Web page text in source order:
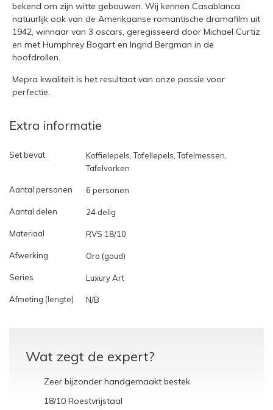
bekend om zijn witte gebouwen. Wij kennen Casablanca
natuurlijk ook van de Amerikaanse romantische dramafilm uit
1942, winnaar van 3 oscars, geregisseerd door Michael Curtiz
en met Humphrey Bogart en Ingrid Bergman in de
hoofdrollen.
Mepra kwaliteit is het resultaat van onze passie voor
perfectie.
Extra informatie
Set bevat
Koffielepels, Tafellepels, Tafelmessen,
Tafelvorken
Aantal personen 6 personen
Aantal delen 24 delig
Materiaal RVS 18/10
Afwerking Oro (goud)
Series Luxury Art
Afmeting (lengte) N/B
Wat zegt de expert?
Zeer bijzonder handgemaakt bestek
18/10 Roestvrijstaal